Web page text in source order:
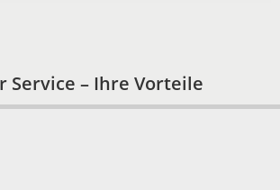
Service – Ihre Vorteile